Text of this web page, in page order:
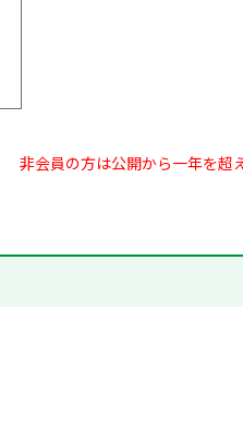
非会員の方は公開から一年を超